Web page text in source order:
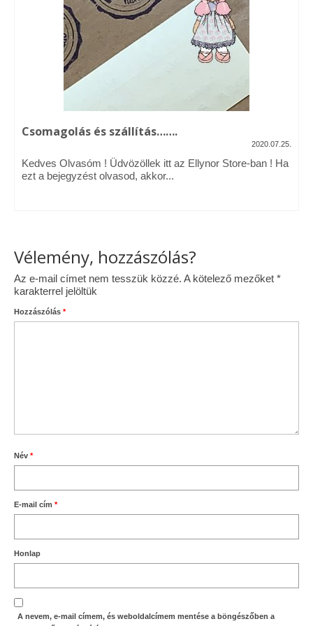
Vásárok, ahol velem is találkozhattál…
Alapanyagok, kellékek
A termékek tisztítása
Ellynor története
Adatkezelési tájékoztató
Általános Szerződési Feltételek
Csomagolás és szállítás…….
2020.07.25.
Kedves Olvasóm ! Üdvözöllek itt az Ellynor Store-ban ! Ha
ezt a bejegyzést olvasod, akkor...
Vélemény, hozzászólás?
Az e-mail címet nem tesszük közzé. A kötelező mezőket *
karakterrel jelöltük
Hozzászólás *
Név *
E-mail cím *
Honlap
A nevem, e-mail címem, és weboldalcímem mentése a böngészőben a